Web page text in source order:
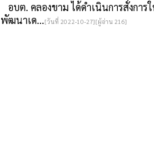
อบต. คลองขาม ได้ดำเนินการสั่งการ
พัฒนาเด...[วันที่ 2022-10-27][ผู้อ่าน 216]